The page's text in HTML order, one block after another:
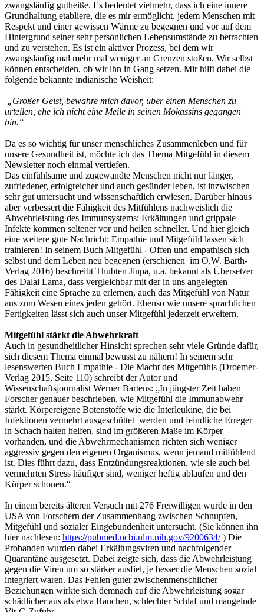
zwangsläufig gutheiße. Es bedeutet vielmehr, dass ich eine innere
Grundhaltung etabliere, die es mir ermöglicht, jedem Menschen mit
Respekt und einer gewissen Wärme zu begegnen und vor auf dem
Hintergrund seiner sehr persönlichen Lebensumstände zu betrachten
und zu verstehen. Es ist ein aktiver Prozess, bei dem wir
zwangsläufig mal mehr mal weniger an Grenzen stoßen. Wir selbst
können entscheiden, ob wir ihn in Gang setzen. Mir hilft dabei die
folgende bekannte indianische Weisheit:
„Großer Geist, bewahre mich davor, über einen Menschen zu
urteilen, ehe ich nicht eine Meile in seinen Mokassins gegangen
bin.“
Da es so wichtig für unser menschliches Zusammenleben und für
unsere Gesundheit ist, möchte ich das Thema Mitgefühl in diesem
Newsletter noch einmal vertiefen.
Das einfühlsame und zugewandte Menschen nicht nur länger,
zufriedener, erfolgreicher und auch gesünder leben, ist inzwischen
sehr gut untersucht und wissenschaftlich erwiesen. Darüber hinaus
aber verbessert die Fähigkeit des Mitfühlens nachweislich die
Abwehrleistung des Immunsystems: Erkältungen und grippale
Infekte kommen seltener vor und heilen schneller. Und hier gleich
eine weitere gute Nachricht: Empathie und Mitgefühl lassen sich
trainieren! In seinem Buch Mitgefühl - Offen und empathisch sich
selbst und dem Leben neu begegnen (erschienen im O.W. Barth-
Verlag 2016) beschreibt Thubten Jinpa, u.a. bekannt als Übersetzer
des Dalai Lama, dass vergleichbar mit der in uns angelegten
Fähigkeit eine Sprache zu erlernen, auch das Mitgefühl von Natur
aus zum Wesen eines jeden gehört. Ebenso wie unsere sprachlichen
Fertigkeiten lässt sich auch unser Mitgefühl jederzeit erweitern.
Mitgefühl stärkt die Abwehrkraft
Auch in gesundheitlicher Hinsicht sprechen sehr viele Gründe dafür,
sich diesem Thema einmal bewusst zu nähern! In seinem sehr
lesenswerten Buch Empathie - Die Macht des Mitgefühls (Droemer-
Verlag 2015, Seite 110) schreibt der Autor und
Wissenschaftsjournalist Werner Bartens: „In jüngster Zeit haben
Forscher genauer beschrieben, wie Mitgefühl die Immunabwehr
stärkt. Körpereigene Botenstoffe wie die Interleukine, die bei
Infektionen vermehrt ausgeschüttet werden und feindliche Erreger
in Schach halten helfen, sind im größeren Maße im Körper
vorhanden, und die Abwehrmechanismen richten sich weniger
aggressiv gegen den eigenen Organismus, wenn jemand mitfühlend
ist. Dies führt dazu, dass Entzündungsreaktionen, wie sie auch bei
vermehrten Stress häufiger sind, weniger heftig ablaufen und den
Körper schonen.“
In einem bereits älteren Versuch mit 276 Freiwilligen wurde in den
USA von Forschern der Zusammenhang zwischen Schnupfen,
Mitgefühl und sozialer Eingebundenheit untersucht. (Sie können ihn
hier nachlesen: https://pubmed.ncbi.nlm.nih.gov/9200634/) Die
Probanden wurden dabei Erkältungsviren und nachfolgender
Quarantäne ausgesetzt. Dabei zeigte sich, dass die Abwehrleistung
gegen die Viren um so stärker ausfiel, je besser die Menschen sozial
integriert waren. Das Fehlen guter zwischenmenschlicher
Beziehungen wirkte sich demnach auf die Abwehrleistung sogar
schädlicher aus als etwa Rauchen, schlechter Schlaf und mangelnde